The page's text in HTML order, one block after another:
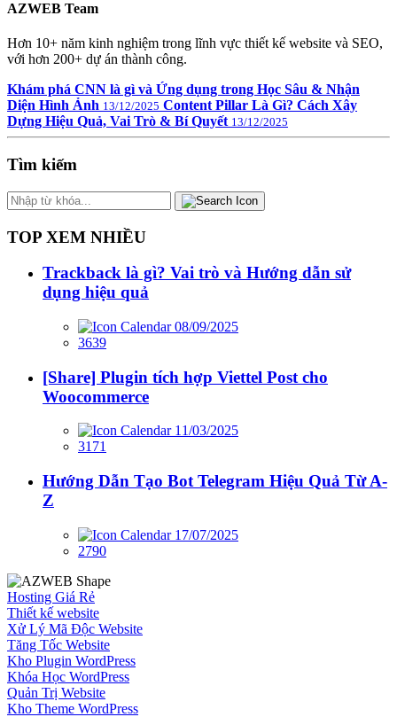
AZWEB Team
Hơn 10+ năm kinh nghiệm trong lĩnh vực thiết kế website và SEO,
với hơn 200+ dự án thành công.
Khám phá CNN là gì và Ứng dụng trong Học Sâu & Nhận
Diện Hình Ảnh 13/12/2025 Content Pillar Là Gì? Cách Xây
Dựng Hiệu Quả, Vai Trò & Bí Quyết 13/12/2025
Tìm kiếm
TOP XEM NHIỀU
Trackback là gì? Vai trò và Hướng dẫn sử
dụng hiệu quả
08/09/2025
3639
[Share] Plugin tích hợp Viettel Post cho
Woocommerce
11/03/2025
3171
Hướng Dẫn Tạo Bot Telegram Hiệu Quả Từ A-
Z
17/07/2025
2790
Hosting Giá Rẻ
Thiết kế website
Xử Lý Mã Độc Website
Tăng Tốc Website
Kho Plugin WordPress
Khóa Học WordPress
Quản Trị Website
Kho Theme WordPress